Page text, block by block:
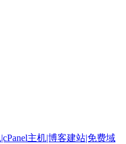
主机|博客建站|免费域